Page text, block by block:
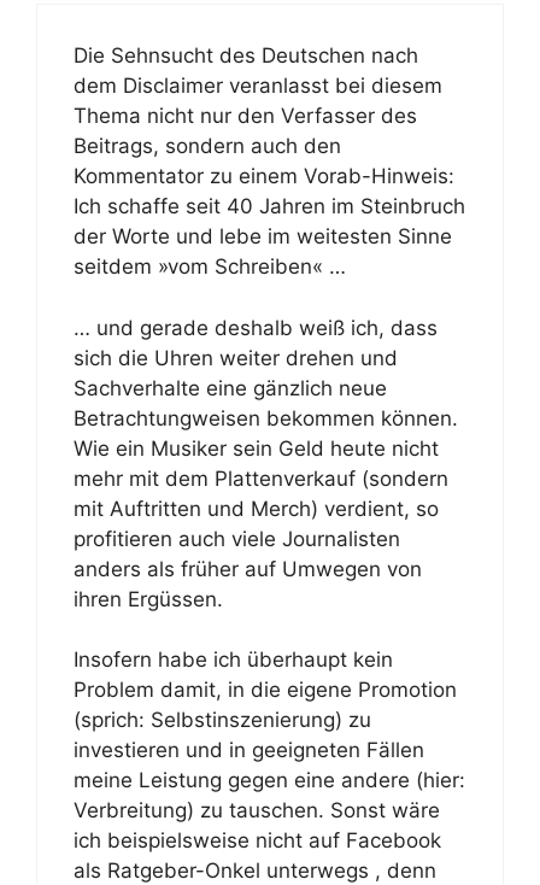
Die Sehnsucht des Deutschen nach
dem Disclaimer veranlasst bei diesem
Thema nicht nur den Verfasser des
Beitrags, sondern auch den
Kommentator zu einem Vorab-Hinweis:
Ich schaffe seit 40 Jahren im Steinbruch
der Worte und lebe im weitesten Sinne
seitdem »vom Schreiben« …
… und gerade deshalb weiß ich, dass
sich die Uhren weiter drehen und
Sachverhalte eine gänzlich neue
Betrachtungweisen bekommen können.
Wie ein Musiker sein Geld heute nicht
mehr mit dem Plattenverkauf (sondern
mit Auftritten und Merch) verdient, so
profitieren auch viele Journalisten
anders als früher auf Umwegen von
ihren Ergüssen.
Insofern habe ich überhaupt kein
Problem damit, in die eigene Promotion
(sprich: Selbstinszenierung) zu
investieren und in geeigneten Fällen
meine Leistung gegen eine andere (hier:
Verbreitung) zu tauschen. Sonst wäre
ich beispielsweise nicht auf Facebook
als Ratgeber-Onkel unterwegs , denn